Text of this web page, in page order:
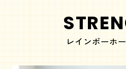
レインボーホ